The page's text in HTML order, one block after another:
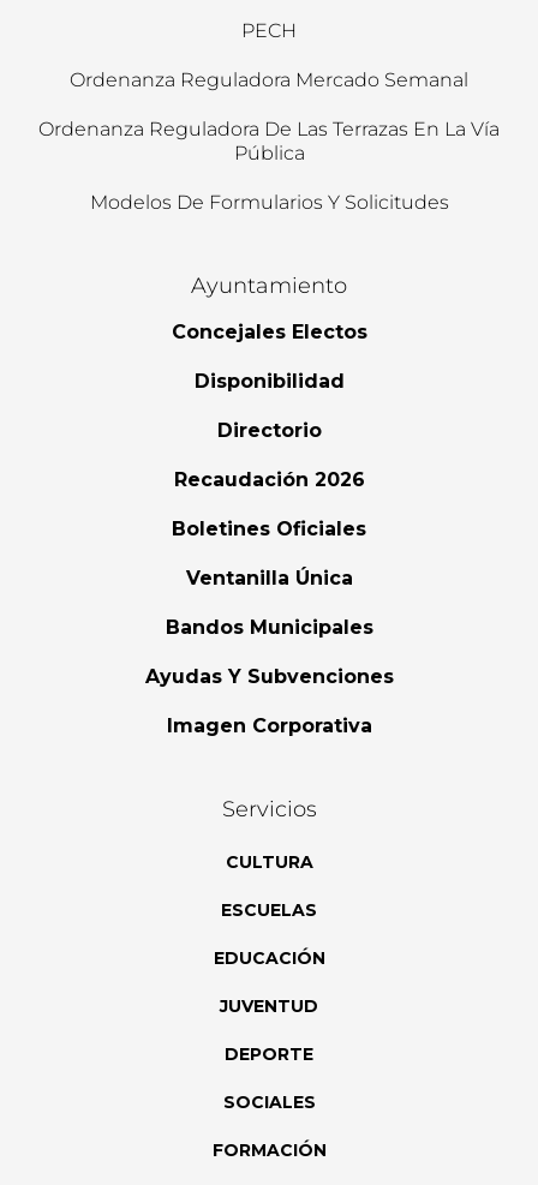
PECH
Ordenanza Reguladora Mercado Semanal
Ordenanza Reguladora De Las Terrazas En La Vía
Pública
Modelos De Formularios Y Solicitudes
Ayuntamiento
Concejales Electos
Disponibilidad
Directorio
Recaudación 2026
Boletines Oficiales
Ventanilla Única
Bandos Municipales
Ayudas Y Subvenciones
Imagen Corporativa
Servicios
CULTURA
ESCUELAS
EDUCACIÓN
JUVENTUD
DEPORTE
SOCIALES
FORMACIÓN